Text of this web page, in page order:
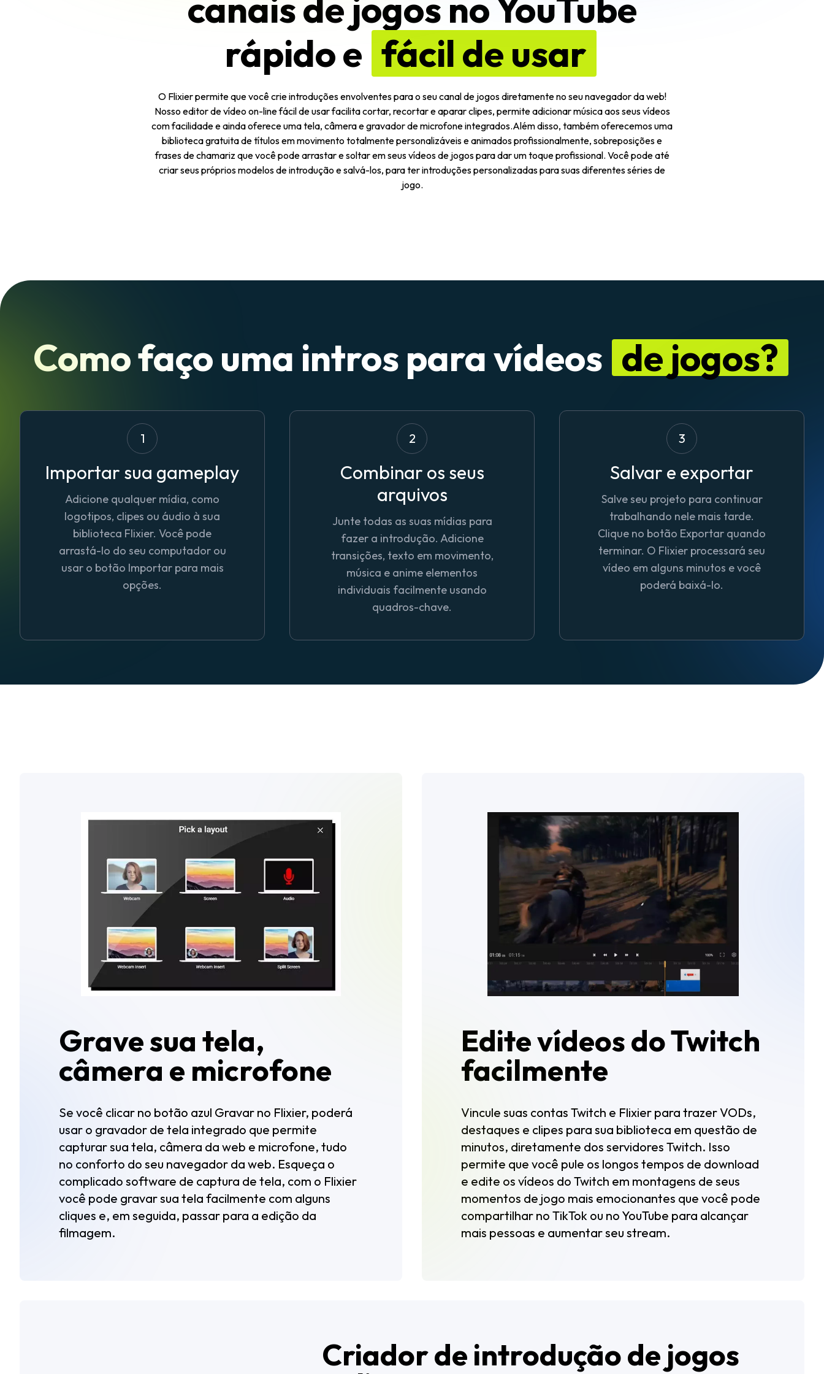
canais de jogos no YouTube
rápido e fácil de usar
O Flixier permite que você crie introduções envolventes para o seu canal de jogos diretamente no seu navegador da web!
Nosso editor de vídeo on-line fácil de usar facilita cortar, recortar e aparar clipes, permite adicionar música aos seus vídeos
com facilidade e ainda oferece uma tela, câmera e gravador de microfone integrados.Além disso, também oferecemos uma
biblioteca gratuita de títulos em movimento totalmente personalizáveis ​​e animados profissionalmente, sobreposições e
frases de chamariz que você pode arrastar e soltar em seus vídeos de jogos para dar um toque profissional. Você pode até
criar seus próprios modelos de introdução e salvá-los, para ter introduções personalizadas para suas diferentes séries de
jogo.
Como faço uma intros para vídeos de jogos?
1
Importar sua gameplay
Adicione qualquer mídia, como
logotipos, clipes ou áudio à sua
biblioteca Flixier. Você pode
arrastá-lo do seu computador ou
usar o botão Importar para mais
opções.
2
Combinar os seus
arquivos
Junte todas as suas mídias para
fazer a introdução. Adicione
transições, texto em movimento,
música e anime elementos
individuais facilmente usando
quadros-chave.
3
Salvar e exportar
Salve seu projeto para continuar
trabalhando nele mais tarde.
Clique no botão Exportar quando
terminar. O Flixier processará seu
vídeo em alguns minutos e você
poderá baixá-lo.
Grave sua tela,
câmera e microfone
Se você clicar no botão azul Gravar no Flixier, poderá
usar o gravador de tela integrado que permite
capturar sua tela, câmera da web e microfone, tudo
no conforto do seu navegador da web. Esqueça o
complicado software de captura de tela, com o Flixier
você pode gravar sua tela facilmente com alguns
cliques e, em seguida, passar para a edição da
filmagem.
Edite vídeos do Twitch
facilmente
Vincule suas contas Twitch e Flixier para trazer VODs,
destaques e clipes para sua biblioteca em questão de
minutos, diretamente dos servidores Twitch. Isso
permite que você pule os longos tempos de download
e edite os vídeos do Twitch em montagens de seus
momentos de jogo mais emocionantes que você pode
compartilhar no TikTok ou no YouTube para alcançar
mais pessoas e aumentar seu stream.
Criador de introdução de jogos